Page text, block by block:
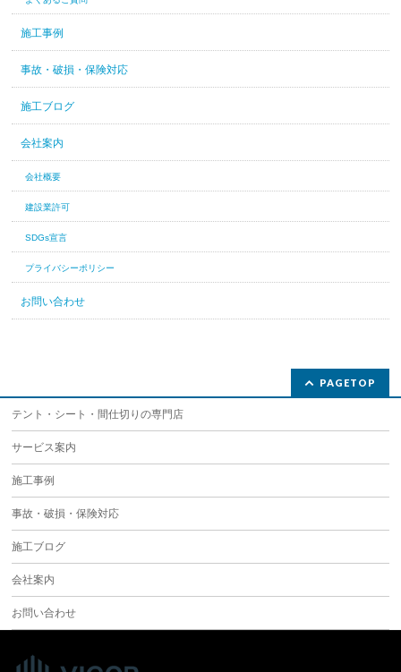
施工事例
事故・破損・保険対応
施工ブログ
会社案内
会社概要
建設業許可
SDGs宣言
プライバシーポリシー
お問い合わせ
PAGETOP
テント・シート・間仕切りの専門店
サービス案内
施工事例
事故・破損・保険対応
施工ブログ
会社案内
お問い合わせ